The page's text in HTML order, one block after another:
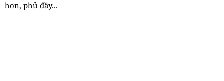
hơn, phủ đầy...